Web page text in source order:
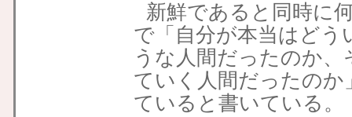
新鮮であると同時に
で「自分が本当はど
うな人間だったのか
ていく人間だったの
ていると書いている。